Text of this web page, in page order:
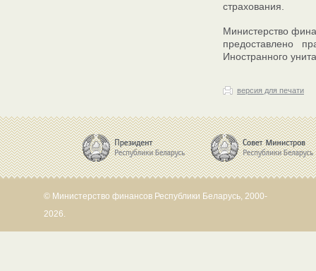
страхования.
Министерство
предоставлено
Иностранного
версия для печати
© Министерство финансов Республики Беларусь, 2000-
2026.